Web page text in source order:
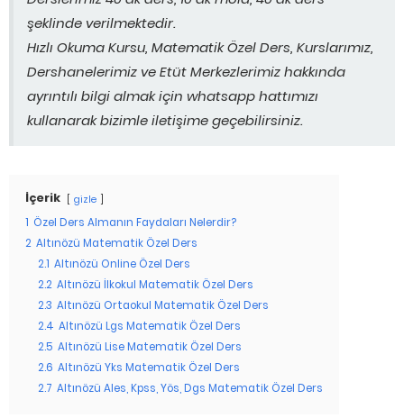
şeklinde verilmektedir.
Hızlı Okuma Kursu, Matematik Özel Ders, Kurslarımız,
Dershanelerimiz ve Etüt Merkezlerimiz hakkında
ayrıntılı bilgi almak için whatsapp hattımızı
kullanarak bizimle iletişime geçebilirsiniz.
İçerik gizle
1 Özel Ders Almanın Faydaları Nelerdir?
2 Altınözü Matematik Özel Ders
2.1 Altınözü Online Özel Ders
2.2 Altınözü İlkokul Matematik Özel Ders
2.3 Altınözü Ortaokul Matematik Özel Ders
2.4 Altınözü Lgs Matematik Özel Ders
2.5 Altınözü Lise Matematik Özel Ders
2.6 Altınözü Yks Matematik Özel Ders
2.7 Altınözü Ales, Kpss, Yös, Dgs Matematik Özel Ders